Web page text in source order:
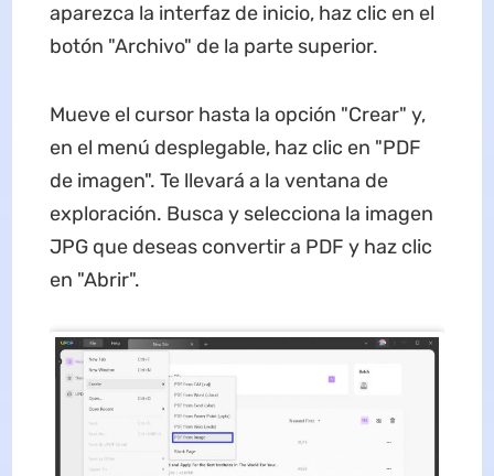
aparezca la interfaz de inicio, haz clic en el
botón "Archivo" de la parte superior.
Mueve el cursor hasta la opción "Crear" y,
en el menú desplegable, haz clic en "PDF
de imagen". Te llevará a la ventana de
exploración. Busca y selecciona la imagen
JPG que deseas convertir a PDF y haz clic
en "Abrir".